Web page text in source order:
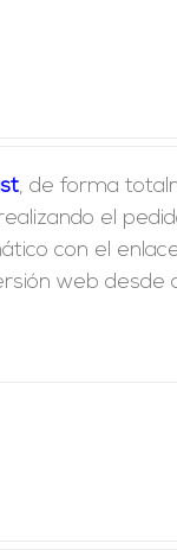
, de forma
el
con el
web desde